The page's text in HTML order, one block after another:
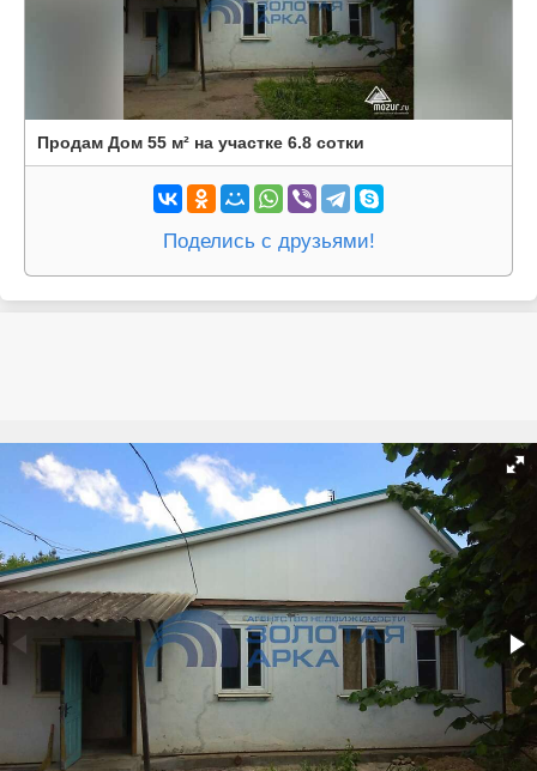
Продам Дом 55 м² на участке 6.8 сотки
Поделись с друзьями!